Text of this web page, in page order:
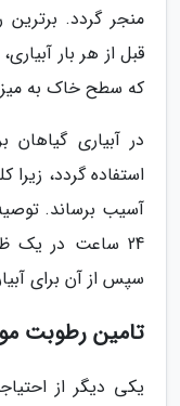
منجر گردد.
قبل از هر بار
که سطح خاک به
در آبیاری
استفاده گردد،
آسیب برساند.
24 ساعت در یک
سپس از آن برای
تامین رطوبت
یکی دیگر از